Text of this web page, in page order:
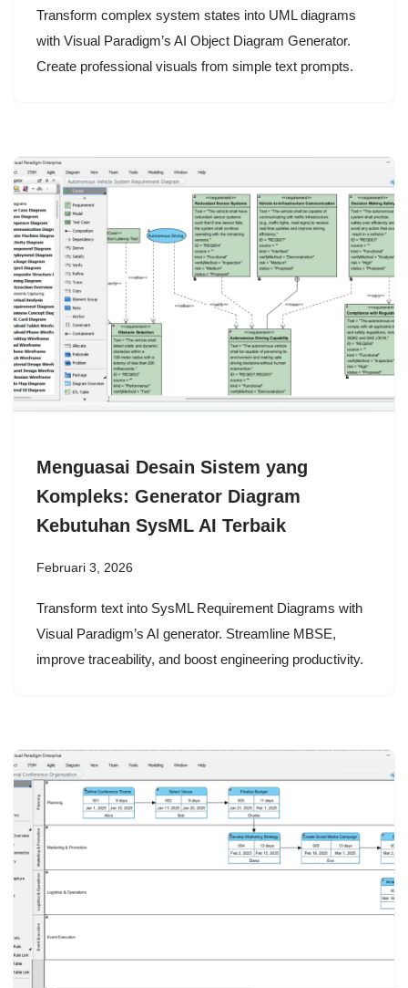
Transform complex system states into UML diagrams
with Visual Paradigm’s AI Object Diagram Generator.
Create professional visuals from simple text prompts.
Menguasai Desain Sistem yang
Kompleks: Generator Diagram
Kebutuhan SysML AI Terbaik
Februari 3, 2026
Transform text into SysML Requirement Diagrams with
Visual Paradigm’s AI generator. Streamline MBSE,
improve traceability, and boost engineering productivity.